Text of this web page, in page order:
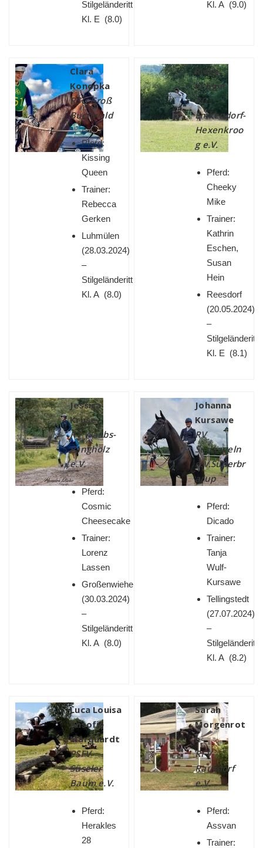
Stilgeländeritt
Kl. E (8.0)
Kl. A (9.0)
Clara
Konopka
RSG Groß
Buchwald
Pferd:
Kissing
Queen
Trainer:
Rebecca
Gerken
Luhmülen
(28.03.2024)
–
Stilgeländeritt
Kl. A (8.0)
Rieke
Kröger
RG
Emkendorf-
Hexenkroo
g e.V.
Pferd:
Cheeky
Mike
Trainer:
Kathrin
Eschen,
Susan
Hein
Reesdorf
(20.05.2024)
–
Stilgeländeritt
Kl. E (8.1)
Jessica
Kruse
RV Waabs-
Langholz
e.V.
Pferd:
Cosmic
Cheesecake
Trainer:
Lorenz
Lassen
Großenwiehe
(30.03.2024)
–
Stilgeländeritt
Kl. A (8.0)
Johanna
Kursawe
RV
Südangeln
e.V.Süderbr
arup
Pferd:
Dicado
Trainer:
Tanja
Wulf-
Kursawe
Tellingstedt
(27.07.2024)
–
Stilgeländeritt
Kl. A (8.2)
Luca Louisa
Ansofie
Marquardt
PSFV
Süseler
Baum e.V.
Pferd:
Herakles
28
Sarah
Morgenrot
h
RFV
Rausdorf
e.V.
Pferd:
Assvan
Trainer: